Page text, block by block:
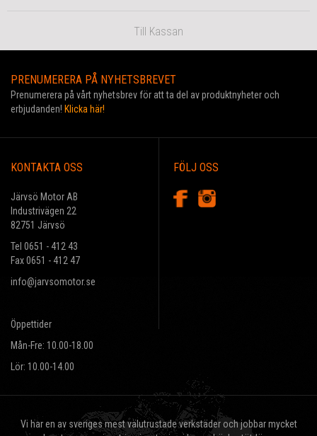
Till Kassan
PRENUMERERA PÅ NYHETSBREVET
Prenumerera på vårt nyhetsbrev för att ta del av produktnyheter och
erbjudanden! Klicka här!
KONTAKTA OSS
Järvsö Motor AB
Industrivägen 22
82751 Järvsö
Tel 0651 - 412 43
Fax 0651 - 412 47
info@jarvsomotor.se
Öppettider
Mån-Fre: 10.00-18.00
Lör: 10.00-14.00
FÖLJ OSS
Vi har en av sveriges mest välutrustade verkstäder och jobbar mycket